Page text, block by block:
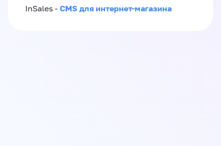
InSales - CMS для интернет-магазина